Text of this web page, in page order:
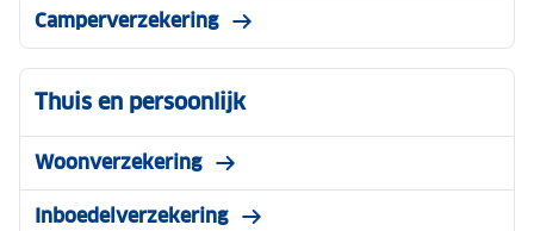
Camperverzekering
Thuis en persoonlijk
Woonverzekering
Inboedelverzekering